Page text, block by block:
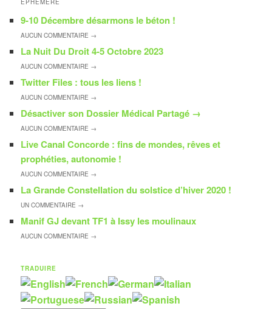
ÉPHÉMÈRE
9-10 Décembre désarmons le béton !
AUCUNCOMMENTAIRE →
La Nuit Du Droit 4-5 Octobre 2023
AUCUNCOMMENTAIRE →
Twitter Files : tous les liens !
AUCUNCOMMENTAIRE →
Désactiver son Dossier Médical Partagé →
AUCUNCOMMENTAIRE →
Live Canal Concorde : fins de mondes, rêves et
prophéties, autonomie !
AUCUNCOMMENTAIRE →
La Grande Constellation du solstice d’hiver 2020 !
UNCOMMENTAIRE →
Manif GJ devant TF1 à Issy les moulinaux
AUCUNCOMMENTAIRE →
TRADUIRE